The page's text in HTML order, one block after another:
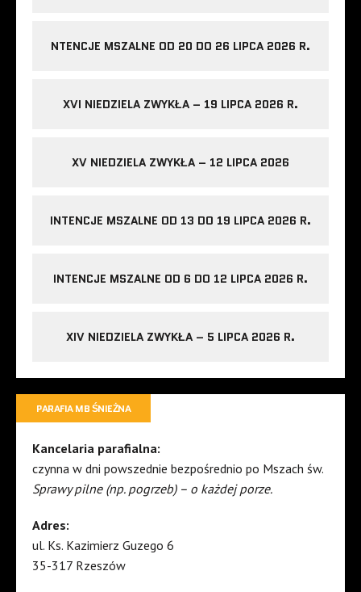
NTENCJE MSZALNE OD 20 DO 26 LIPCA 2026 R.
XVI NIEDZIELA ZWYKŁA – 19 LIPCA 2026 R.
XV NIEDZIELA ZWYKŁA – 12 LIPCA 2026
INTENCJE MSZALNE OD 13 DO 19 LIPCA 2026 R.
INTENCJE MSZALNE OD 6 DO 12 LIPCA 2026 R.
XIV NIEDZIELA ZWYKŁA – 5 LIPCA 2026 R.
PARAFIA MB ŚNIEŻNA
Kancelaria parafialna:
czynna w dni powszednie bezpośrednio po Mszach św.
Sprawy pilne (np. pogrzeb) – o każdej porze.
Adres:
ul. Ks. Kazimierz Guzego 6
35-317 Rzeszów